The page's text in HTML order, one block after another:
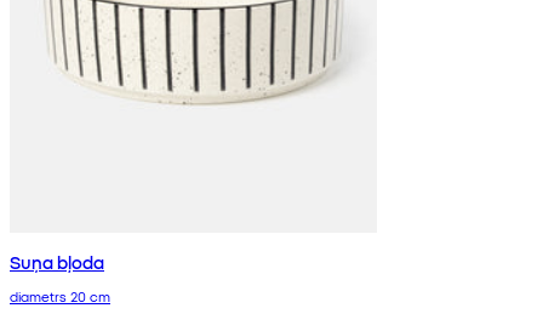
Suņa bļoda
diametrs 20 cm